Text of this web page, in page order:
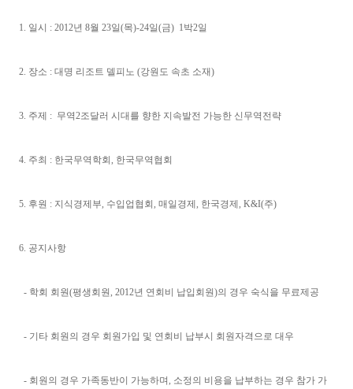
1. 일시 : 2012년 8월 23일(목)-24일(금) 1박2일
2. 장소 : 대명 리조트 델피노 (강원도 속초 소재)
3. 주제 : 무역2조달러 시대를 향한 지속발전 가능한 신무역전략
4. 주최 : 한국무역학회, 한국무역협회
5. 후원 : 지식경제부, 수입업협회, 매일경제, 한국경제, K&I(주)
6. 공지사항
- 학회 회원(평생회원, 2012년 연회비 납입회원)의 경우 숙식을 무료제공
- 기타 회원의 경우 회원가입 및 연회비 납부시 회원자격으로 대우
- 회원의 경우 가족동반이 가능하며, 소정의 비용을 납부하는 경우 참가 가